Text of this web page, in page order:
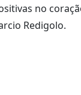
no
Redigolo.